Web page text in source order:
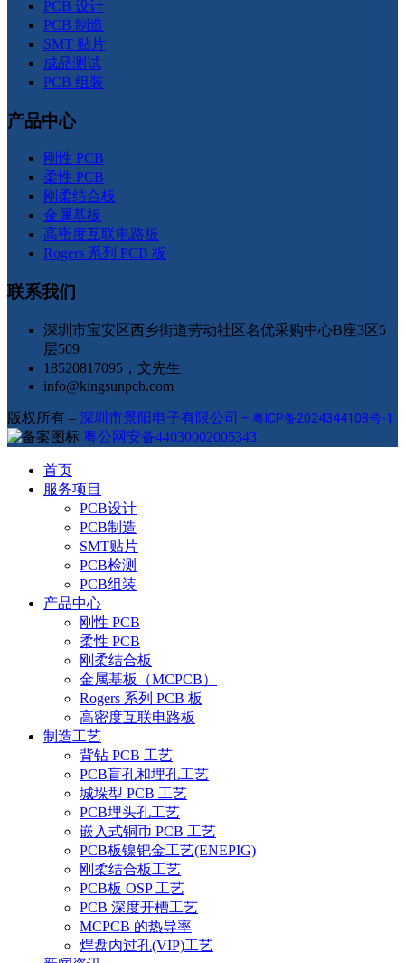
PCB 设计
PCB 制造
SMT 贴片
成品测试
PCB 组装
产品中心
刚性 PCB
柔性 PCB
刚柔结合板
金属基板
高密度互联电路板
Rogers 系列 PCB 板
联系我们
深圳市宝安区西乡街道劳动社区名优采购中心B座3区5
层509
18520817095，文先生
info@kingsunpcb.com
版权所有 – 深圳市景阳电子有限公司 – 粤ICP备2024344108号-1
粤公网安备44030002005343
首页
服务项目
PCB设计
PCB制造
SMT贴片
PCB检测
PCB组装
产品中心
刚性 PCB
柔性 PCB
刚柔结合板
金属基板（MCPCB）
Rogers 系列 PCB 板
高密度互联电路板
制造工艺
背钻 PCB 工艺
PCB盲孔和埋孔工艺
城垛型 PCB 工艺
PCB埋头孔工艺
嵌入式铜币 PCB 工艺
PCB板镍钯金工艺(ENEPIG)
刚柔结合板工艺
PCB板 OSP 工艺
PCB 深度开槽工艺
MCPCB 的热导率
焊盘内过孔(VIP)工艺